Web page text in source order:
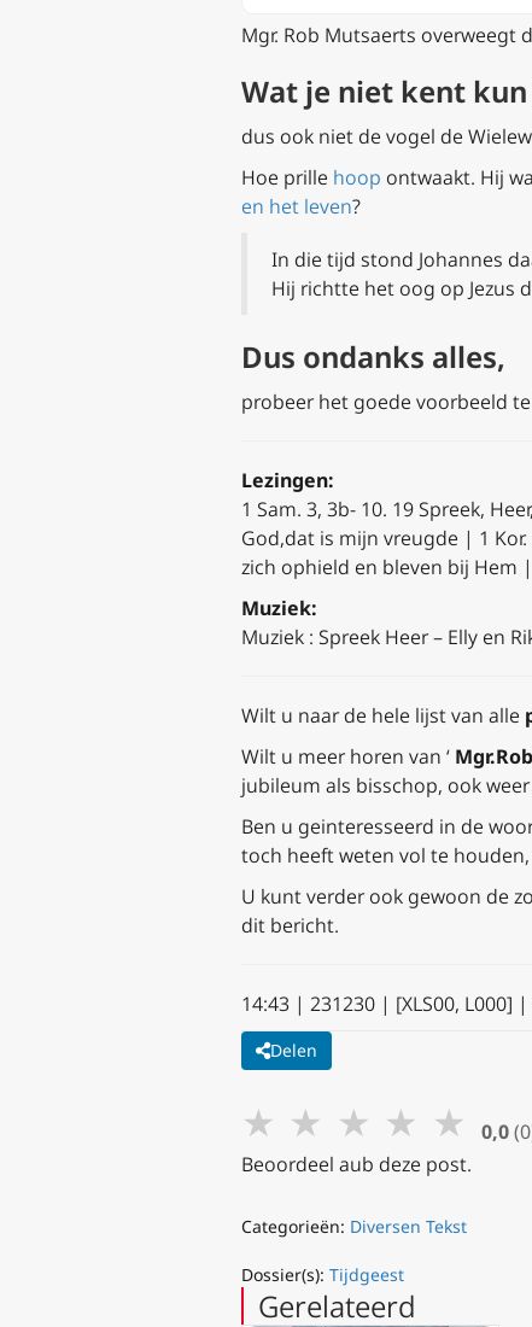
Mgr. Rob Mutsaerts overweegt
Wat je niet kent
dus ook niet de vogel de
Hoe prille hoop ontwaakt. Hij
en het leven?
In die tijd stond Johannes
Hij richtte het oog op Jezus
Dus ondanks alles,
probeer het goede voorbeeld
Lezingen:
1 Sam. 3, 3b- 10. 19 Spreek,
God,dat is mijn vreugde | 1
zich ophield en bleven bij Hem |
Muziek:
Muziek : Spreek Heer – Elly en
Wilt u naar de hele lijst van alle
Wilt u meer horen van ‘
jubileum als bisschop, ook
Ben u geinteresseerd in de
toch heeft weten vol te houden,
U kunt verder ook gewoon de
dit bericht.
14:43 | 231230 | ​​[XLS00, L000]
Delen
★ ★ ★ ★ ★ 0,0
Beoordeel aub deze post.
Categorieën: Diversen Tekst
Dossier(s): Tijdgeest
Gerelateerd